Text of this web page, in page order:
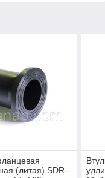
(литая) SDR-